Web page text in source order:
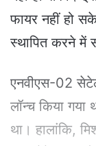
फायर नहीं हो
स्थापित करने में
एनवीएस-02
लॉन्च किया गया
था। हालांकि,